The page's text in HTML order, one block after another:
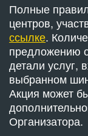
Полные
центров,
ссылке.
предложению
детали услуг,
выбранном
Акция может
Организатора.